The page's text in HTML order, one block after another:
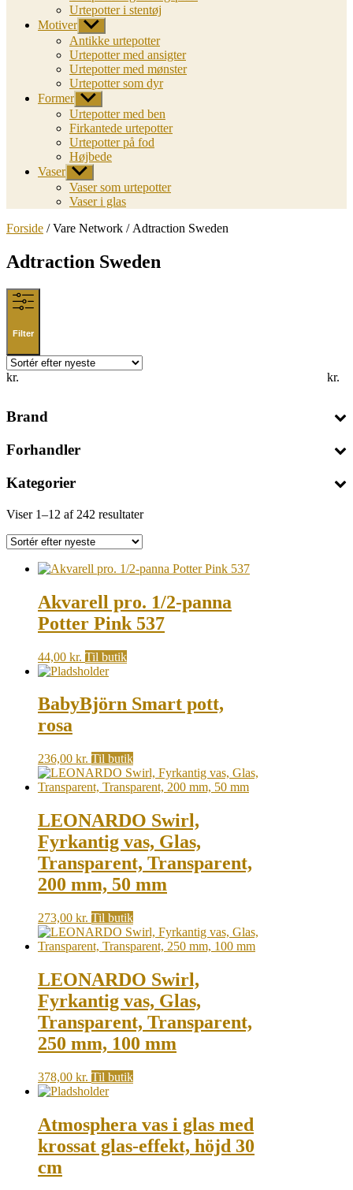
Urtepotter i stentøj
Motiver Vis
undermenu
Antikke urtepotter
Urtepotter med ansigter
Urtepotter med mønster
Urtepotter som dyr
Former Vis
undermenu
Urtepotter med ben
Firkantede urtepotter
Urtepotter på fod
Højbede
Vaser Vis
undermenu
Vaser som urtepotter
Vaser i glas
Forside / Vare Network / Adtraction Sweden
Adtraction Sweden
Filter
kr. kr.
Brand
Forhandler
Kategorier
Viser 1–12 af 242 resultaterSorted
Akvarell pro. 1/2-panna
Potter Pink 537
44,00 kr. Til butik
BabyBjörn Smart pott,
rosa
236,00 kr. Til butik
LEONARDO Swirl,
Fyrkantig vas, Glas,
Transparent, Transparent,
200 mm, 50 mm
273,00 kr. Til butik
LEONARDO Swirl,
Fyrkantig vas, Glas,
Transparent, Transparent,
250 mm, 100 mm
378,00 kr. Til butik
Atmosphera vas i glas med
krossat glas-effekt, höjd 30
cm